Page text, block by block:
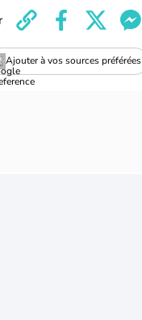
Ajouter à vos sources préférées